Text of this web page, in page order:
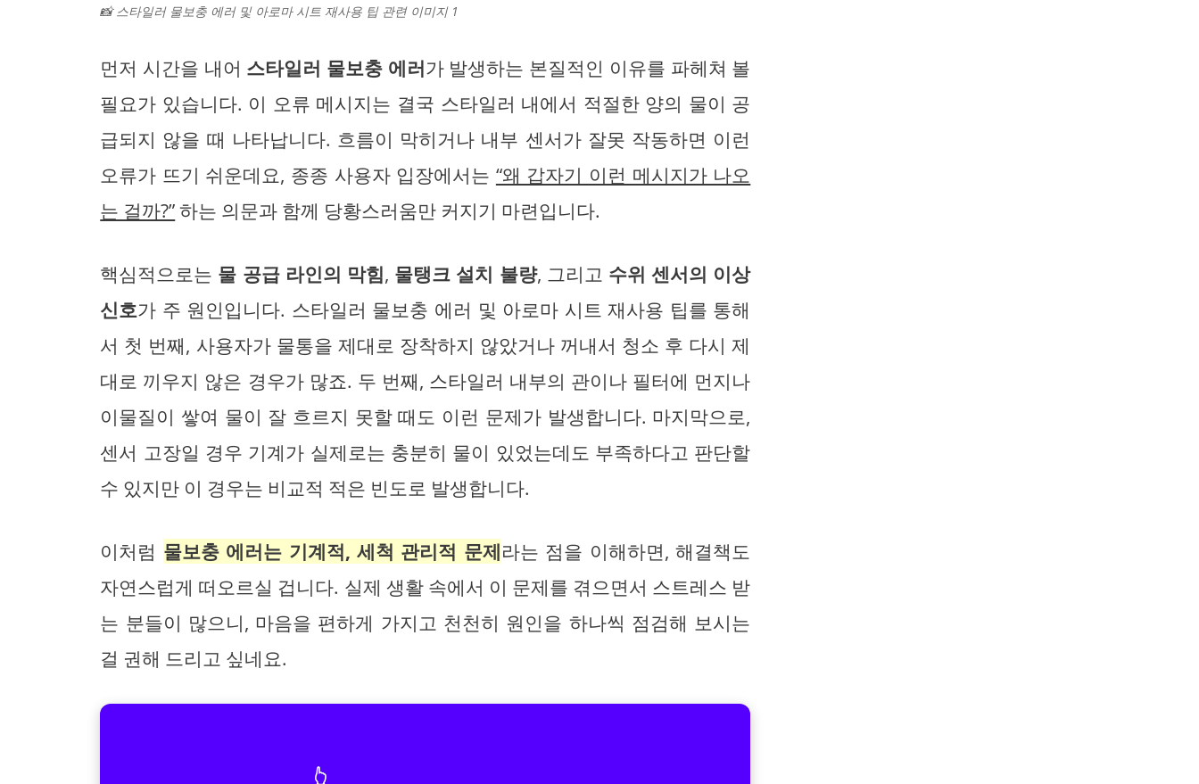
📸 스타일러 물보충 에러 및 아로마 시트 재사용 팁 관련 이미지 1
먼저 시간을 내어 스타일러 물보충 에러가 발생하는 본질적인 이유를 파헤쳐 볼
필요가 있습니다. 이 오류 메시지는 결국 스타일러 내에서 적절한 양의 물이 공
급되지 않을 때 나타납니다. 흐름이 막히거나 내부 센서가 잘못 작동하면 이런
오류가 뜨기 쉬운데요, 종종 사용자 입장에서는 “왜 갑자기 이런 메시지가 나오
는 걸까?”하는 의문과 함께 당황스러움만 커지기 마련입니다.
핵심적으로는 물 공급 라인의 막힘, 물탱크 설치 불량, 그리고 수위 센서의 이상
신호가 주 원인입니다. 스타일러 물보충 에러 및 아로마 시트 재사용 팁를 통해
서 첫 번째, 사용자가 물통을 제대로 장착하지 않았거나 꺼내서 청소 후 다시 제
대로 끼우지 않은 경우가 많죠. 두 번째, 스타일러 내부의 관이나 필터에 먼지나
이물질이 쌓여 물이 잘 흐르지 못할 때도 이런 문제가 발생합니다. 마지막으로,
센서 고장일 경우 기계가 실제로는 충분히 물이 있었는데도 부족하다고 판단할
수 있지만 이 경우는 비교적 적은 빈도로 발생합니다.
이처럼 물보충 에러는 기계적, 세척 관리적 문제라는 점을 이해하면, 해결책도
자연스럽게 떠오르실 겁니다. 실제 생활 속에서 이 문제를 겪으면서 스트레스 받
는 분들이 많으니, 마음을 편하게 가지고 천천히 원인을 하나씩 점검해 보시는
걸 권해 드리고 싶네요.
👆